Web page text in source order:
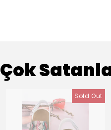
Çok
Sold Out